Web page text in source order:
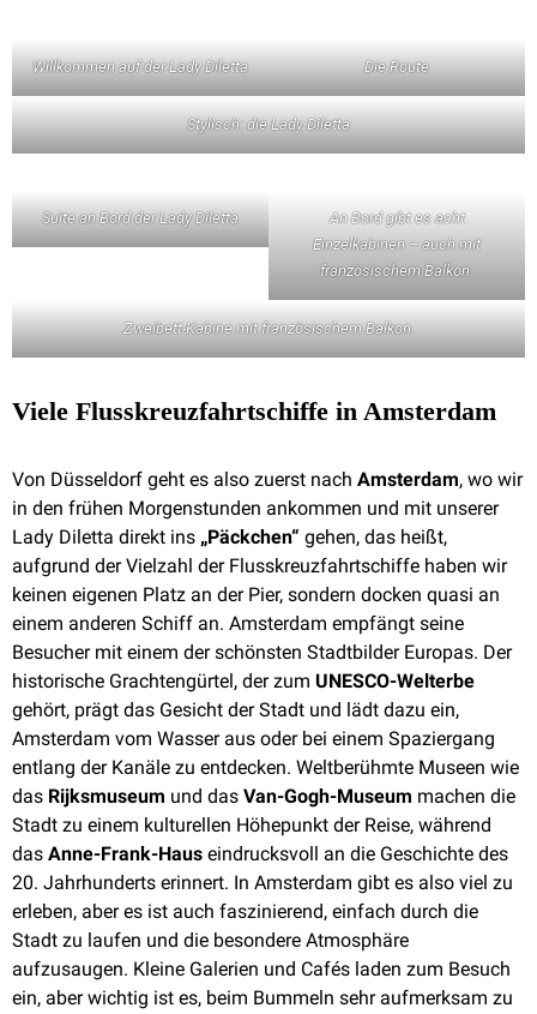
Willkommen auf der Lady Diletta Die Route
Stylisch: die Lady Diletta
Suite an Bord der Lady Diletta
An Bord gibt es acht
Einzelkabinen – auch mit
französischem Balkon.
Zweibett-Kabine mit französischem Balkon.
Viele Flusskreuzfahrtschiffe in Amsterdam
Von Düsseldorf geht es also zuerst nach Amsterdam, wo wir
in den frühen Morgenstunden ankommen und mit unserer
Lady Diletta direkt ins „Päckchen“ gehen, das heißt,
aufgrund der Vielzahl der Flusskreuzfahrtschiffe haben wir
keinen eigenen Platz an der Pier, sondern docken quasi an
einem anderen Schiff an. Amsterdam empfängt seine
Besucher mit einem der schönsten Stadtbilder Europas. Der
historische Grachtengürtel, der zum UNESCO-Welterbe
gehört, prägt das Gesicht der Stadt und lädt dazu ein,
Amsterdam vom Wasser aus oder bei einem Spaziergang
entlang der Kanäle zu entdecken. Weltberühmte Museen wie
das Rijksmuseum und das Van-Gogh-Museum machen die
Stadt zu einem kulturellen Höhepunkt der Reise, während
das Anne-Frank-Haus eindrucksvoll an die Geschichte des
20. Jahrhunderts erinnert. In Amsterdam gibt es also viel zu
erleben, aber es ist auch faszinierend, einfach durch die
Stadt zu laufen und die besondere Atmosphäre
aufzusaugen. Kleine Galerien und Cafés laden zum Besuch
ein, aber wichtig ist es, beim Bummeln sehr aufmerksam zu